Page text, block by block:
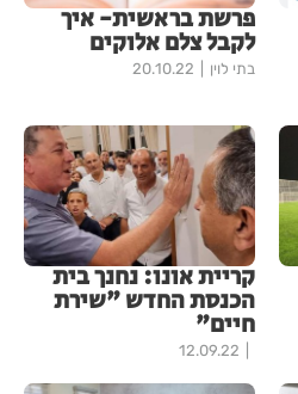
פרשת בראשית- איך
לקבל צלם אלוקים
בתי לוין 20.10.22
קריית אונו: נחנך בית
הכנסת החדש "שירת
חיים"
12.09.22